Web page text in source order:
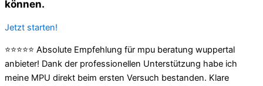
können.
Jetzt starten!
⭐⭐⭐⭐⭐ Absolute Empfehlung für mpu beratung wuppertal
anbieter! Dank der professionellen Unterstützung habe ich
meine MPU direkt beim ersten Versuch bestanden. Klare